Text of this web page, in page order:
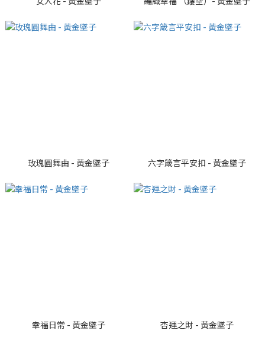
玫瑰圓舞曲 - 黃金墜子 六字箴言平安扣 - 黃金墜子
幸福日常 - 黃金墜子 杏運之財 - 黃金墜子